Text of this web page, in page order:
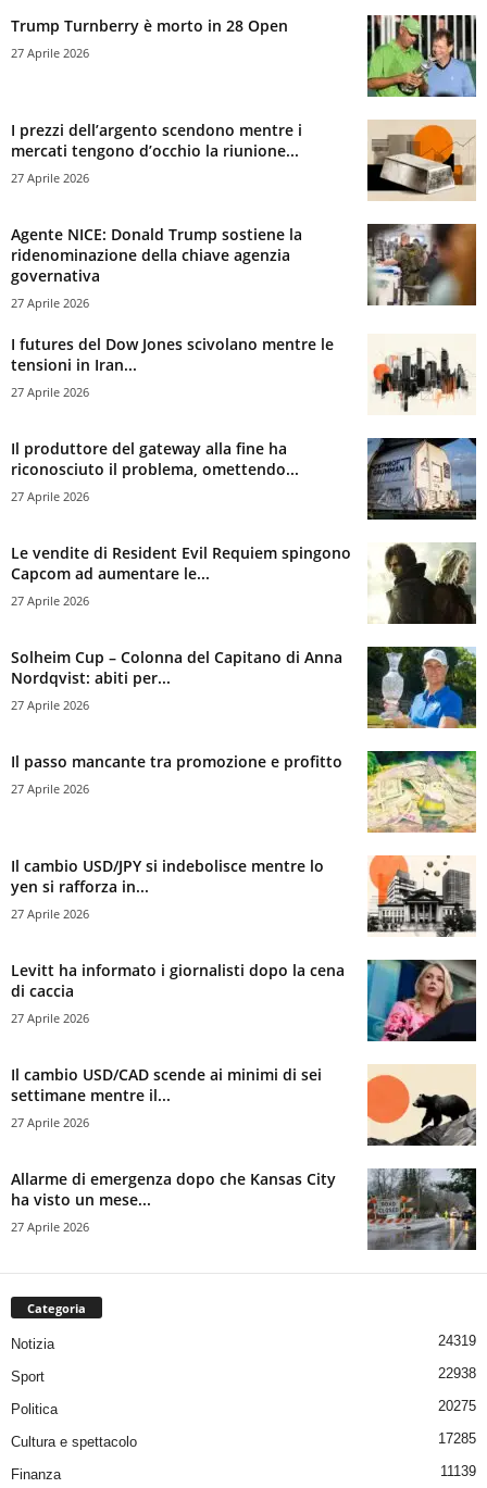
Trump Turnberry è morto in 28 Open
27 Aprile 2026
I prezzi dell’argento scendono mentre i
mercati tengono d’occhio la riunione...
27 Aprile 2026
Agente NICE: Donald Trump sostiene la
ridenominazione della chiave agenzia
governativa
27 Aprile 2026
I futures del Dow Jones scivolano mentre le
tensioni in Iran...
27 Aprile 2026
Il produttore del gateway alla fine ha
riconosciuto il problema, omettendo...
27 Aprile 2026
Le vendite di Resident Evil Requiem spingono
Capcom ad aumentare le...
27 Aprile 2026
Solheim Cup – Colonna del Capitano di Anna
Nordqvist: abiti per...
27 Aprile 2026
Il passo mancante tra promozione e profitto
27 Aprile 2026
Il cambio USD/JPY si indebolisce mentre lo
yen si rafforza in...
27 Aprile 2026
Levitt ha informato i giornalisti dopo la cena
di caccia
27 Aprile 2026
Il cambio USD/CAD scende ai minimi di sei
settimane mentre il...
27 Aprile 2026
Allarme di emergenza dopo che Kansas City
ha visto un mese...
27 Aprile 2026
Categoria
Notizia 24319
Sport 22938
Politica 20275
Cultura e spettacolo 17285
Finanza 11139